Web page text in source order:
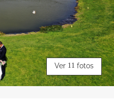
Ver 11 fotos